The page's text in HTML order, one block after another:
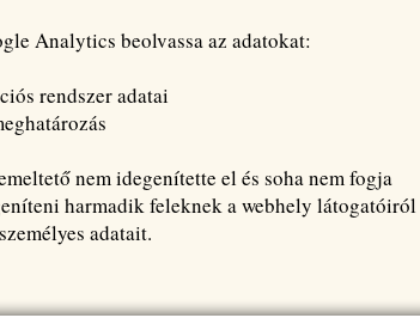
Analytics beolvassa az adatokat:
rendszer adatai
nem idegenítette el és soha nem fogja
harmadik feleknek a webhely látogatóiról
adatait.